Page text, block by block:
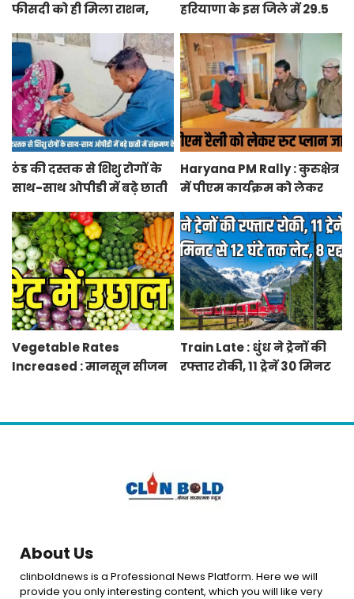
फीसदी को ही मिला राशन,
अंगूठा
हरियाणा के इस जिले में 29.5
विद्यालय
ठंड की दस्तक से शिशु रोगों के
साथ-साथ ओपीडी में बढ़े छाती
Haryana PM Rally : कुरुक्षेत्र
में पीएम कार्यक्रम को लेकर
Vegetable Rates
Increased : मानसून सीजन
Train Late : धुंध ने ट्रेनों की
रफ्तार रोकी, 11 ट्रेनें 30 मिनट
About Us
clinboldnews is a Professional News Platform. Here we will
provide you only interesting content, which you will like very